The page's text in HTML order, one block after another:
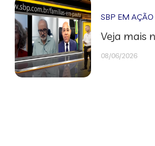
SBP EM AÇÃO
Veja mais
08/06/2026